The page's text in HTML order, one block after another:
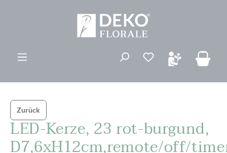
Du hast 0
Zurück
LED-Kerze, 23 rot-burgund,
D7,6xH12cm,remote/off/